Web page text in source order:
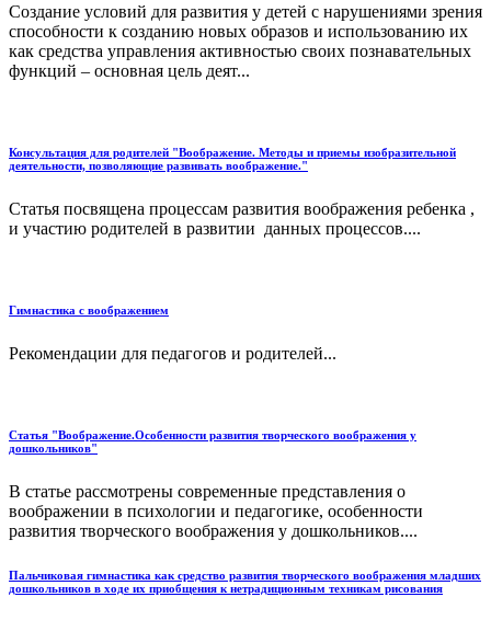
Создание условий для развития у детей с нарушениями зрения
способности к созданию новых образов и использованию их
как средства управления активностью своих познавательных
функций – основная цель деят...
Консультация для родителей "Воображение. Методы и приемы изобразительной
деятельности, позволяющие развивать воображение."
Статья посвящена процессам развития воображения ребенка ,
и участию родителей в развитии данных процессов....
Гимнастика с воображением
Рекомендации для педагогов и родителей...
Статья "Воображение.Особенности развития творческого воображения у
дошкольников"
В статье рассмотрены современные представления о
воображении в психологии и педагогике, особенности
развития творческого воображения у дошкольников....
Пальчиковая гимнастика как средство развития творческого воображения младших
дошкольников в ходе их приобщения к нетрадиционным техникам рисования